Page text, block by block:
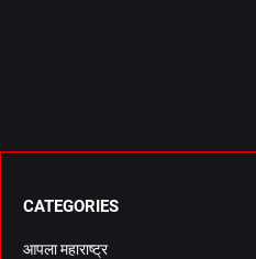
CATEGORIES
आपला महाराष्ट्र